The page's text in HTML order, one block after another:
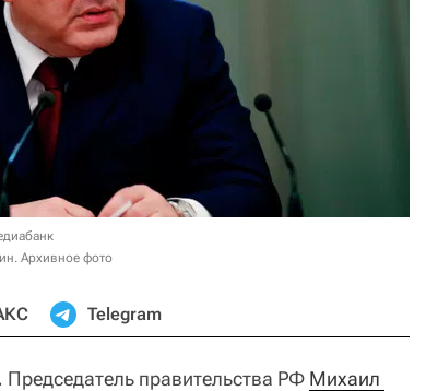
Архивное фото
Telegram
Председатель правительства РФ Михаил